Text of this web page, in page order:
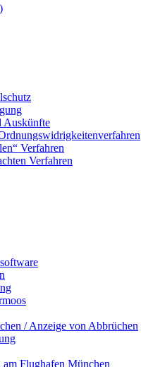
Auskünfte
Verfahren
Verfahren
/ Anzeige von Abbrüchen
Flughafen München